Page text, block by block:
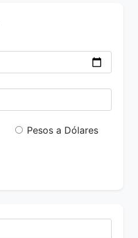
Pesos a Dólares